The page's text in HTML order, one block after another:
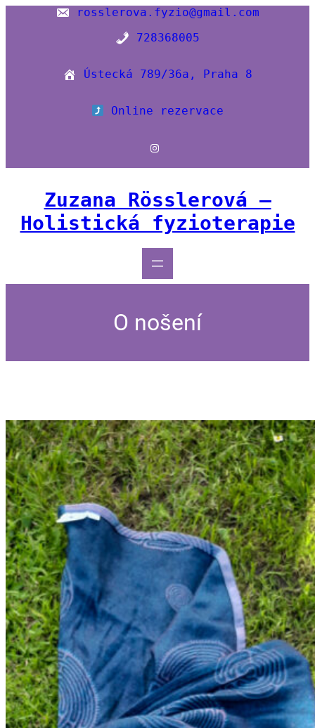
Přeskočit
rosslerova.fyzio@gmail.com
728368005
Ústecká 789/36a, Praha 8
Online rezervace
Instagram
Zuzana Rösslerová –
Holistická fyzioterapie
O nošení